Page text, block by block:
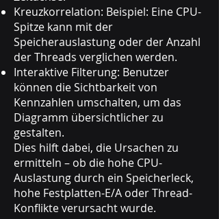
Kreuzkorrelation: Beispiel: Eine CPU-
Spitze kann mit der
Speicherauslastung oder der Anzahl
der Threads verglichen werden.
Interaktive Filterung: Benutzer
können die Sichtbarkeit von
Kennzahlen umschalten, um das
Diagramm übersichtlicher zu
gestalten.
Dies hilft dabei, die Ursachen zu
ermitteln – ob die hohe CPU-
Auslastung durch ein Speicherleck,
hohe Festplatten-E/A oder Thread-
Konflikte verursacht wurde.